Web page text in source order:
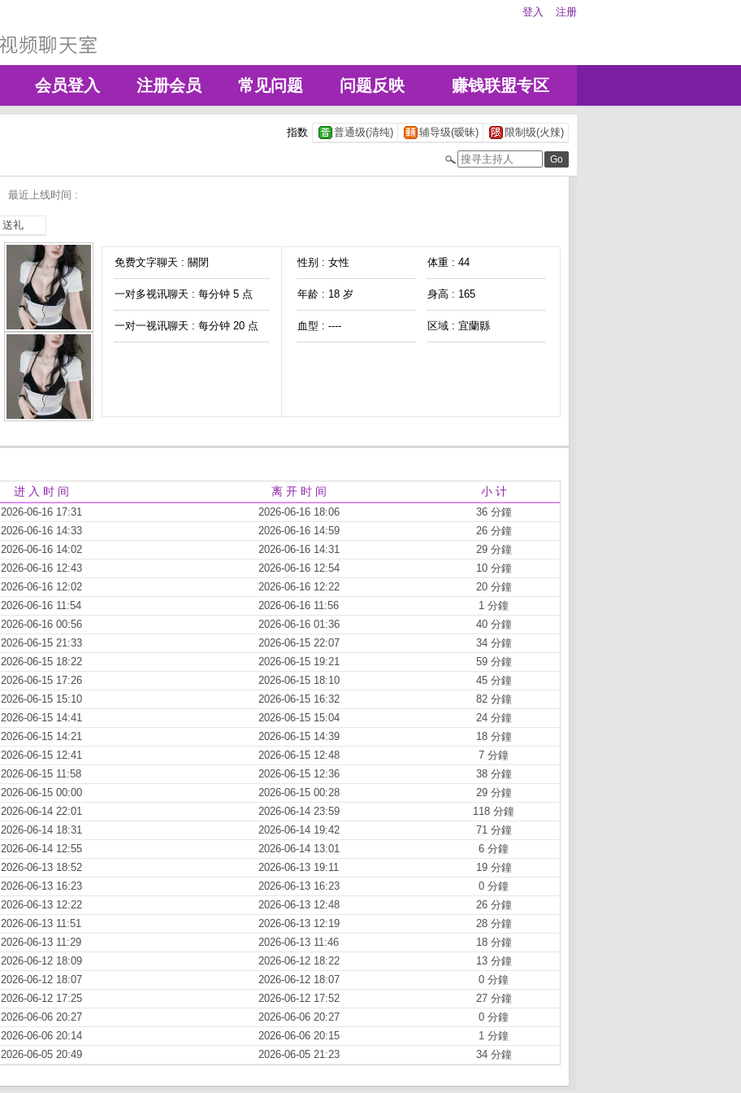
登入 注册
会员登入 注册会员 常见问题 问题反映 赚钱联盟专区
指数 普通级(清纯) 辅导级(暧昧) 限制级(火辣)
最近上线时间 :
送礼
免费文字聊天 : 關閉
一对多视讯聊天 : 每分钟 5 点
一对一视讯聊天 : 每分钟 20 点
性别 : 女性 体重 : 44
年龄 : 18 岁 身高 : 165
血型 : ---- 区域 : 宜蘭縣
进 入 时 间 离 开 时 间 小 计
2026-06-16 17:31 2026-06-16 18:06
36 分鐘
2026-06-16 14:33 2026-06-16 14:59
26 分鐘
2026-06-16 14:02 2026-06-16 14:31
29 分鐘
2026-06-16 12:43 2026-06-16 12:54
10 分鐘
2026-06-16 12:02 2026-06-16 12:22
20 分鐘
2026-06-16 11:54 2026-06-16 11:56
1 分鐘
2026-06-16 00:56 2026-06-16 01:36
40 分鐘
2026-06-15 21:33 2026-06-15 22:07
34 分鐘
2026-06-15 18:22 2026-06-15 19:21
59 分鐘
2026-06-15 17:26 2026-06-15 18:10
45 分鐘
2026-06-15 15:10 2026-06-15 16:32
82 分鐘
2026-06-15 14:41 2026-06-15 15:04
24 分鐘
2026-06-15 14:21 2026-06-15 14:39
18 分鐘
2026-06-15 12:41 2026-06-15 12:48
7 分鐘
2026-06-15 11:58 2026-06-15 12:36
38 分鐘
2026-06-15 00:00 2026-06-15 00:28
29 分鐘
2026-06-14 22:01 2026-06-14 23:59
118 分鐘
2026-06-14 18:31 2026-06-14 19:42
71 分鐘
2026-06-14 12:55 2026-06-14 13:01
6 分鐘
2026-06-13 18:52 2026-06-13 19:11
19 分鐘
2026-06-13 16:23 2026-06-13 16:23
0 分鐘
2026-06-13 12:22 2026-06-13 12:48
26 分鐘
2026-06-13 11:51 2026-06-13 12:19
28 分鐘
2026-06-13 11:29 2026-06-13 11:46
18 分鐘
2026-06-12 18:09 2026-06-12 18:22
13 分鐘
2026-06-12 18:07 2026-06-12 18:07
0 分鐘
2026-06-12 17:25 2026-06-12 17:52
27 分鐘
2026-06-06 20:27 2026-06-06 20:27
0 分鐘
2026-06-06 20:14 2026-06-06 20:15
1 分鐘
2026-06-05 20:49 2026-06-05 21:23 34 分鐘